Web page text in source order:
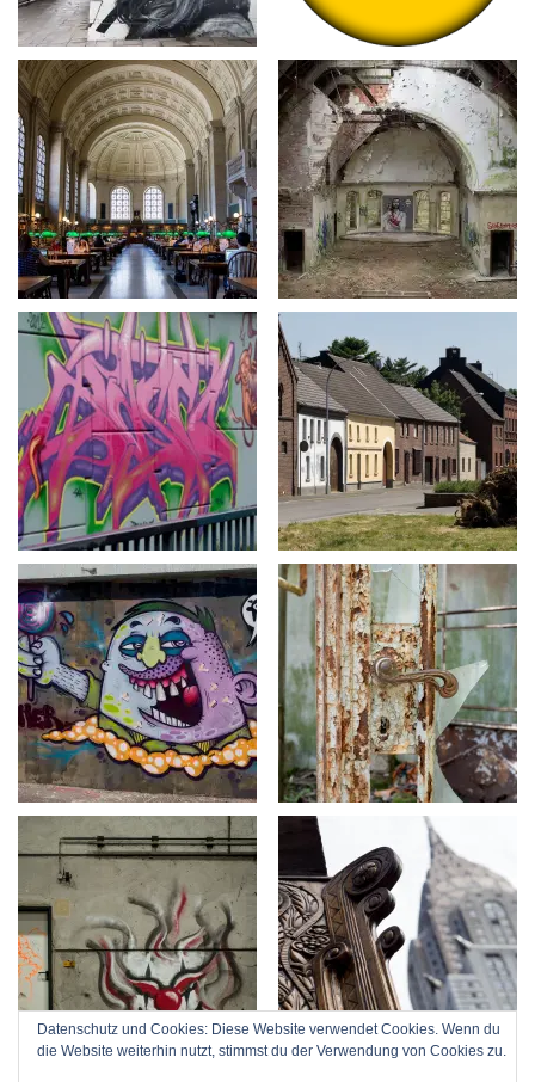
Datenschutz und Cookies: Diese Website verwendet Cookies. Wenn du
die Website weiterhin nutzt, stimmst du der Verwendung von Cookies zu.